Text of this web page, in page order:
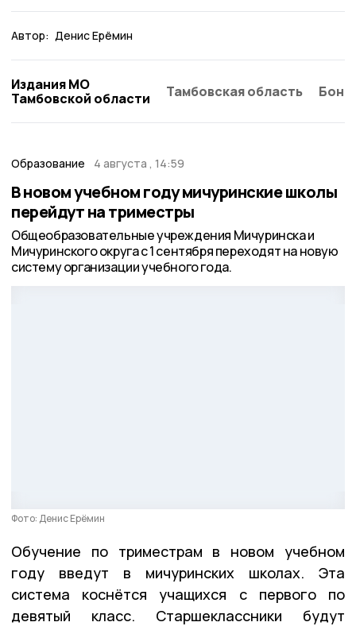
Автор: Денис Ерёмин
Издания МО
Тамбовской области
Тамбовская область
Образование 4 августа , 14:59
В новом учебном году мичуринские школы
перейдут на триместры
Общеобразовательные учреждения Мичуринска и
Мичуринского округа с 1 сентября переходят на новую
систему организации учебного года.
Фото: Денис Ерёмин
Обучение по триместрам в новом учебном
году введут в мичуринских школах. Эта
система коснётся учащихся с первого по
девятый класс. Старшеклассники будут